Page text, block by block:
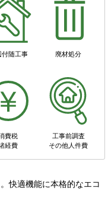
付随工事 廃材処分
費税
経費
工事前調査
その他人件費
快適機能に本格的なエコ